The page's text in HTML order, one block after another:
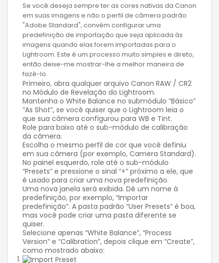
Se você deseja sempre ter as cores nativas da Canon
em suas imagens e não o perfil de câmera padrão
"Adobe Standard", convém configurar uma
predefinição de importação que seja aplicada às
imagens quando elas forem importadas para o
Lightroom. Este é um processo muito simples e direto,
então deixe-me mostrar-lhe a melhor maneira de
fazê-lo.
Primeiro, abra qualquer arquivo Canon RAW / CR2
no Módulo de Revelação do Lightroom.
Mantenha o White Balance no submódulo “Básico”
“As Shot”, se você quiser que o Lightroom leia o
que sua câmera configurou para WB e Tint.
Role para baixo até o sub-módulo de calibração
da câmera.
Escolha o mesmo perfil de cor que você definiu
em sua câmera (por exemplo, Camera Standard).
No painel esquerdo, role até o sub-módulo
“Presets” e pressione o sinal “+” próximo a ele, que
é usado para criar uma nova predefinição.
Uma nova janela será exibida. Dê um nome à
predefinição, por exemplo, “Importar
predefinição”. A pasta padrão “User Presets” é boa,
mas você pode criar uma pasta diferente se
quiser.
Selecione apenas “White Balance”, “Process
Version” e “Calibration”, depois clique em “Create”,
como mostrado abaixo: